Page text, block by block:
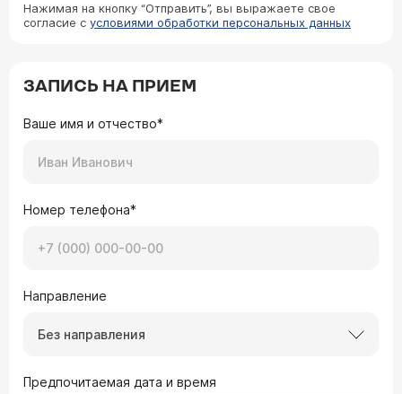
Нажимая на кнопку “Отправить”, вы выражаете свое
согласие с условиями обработки персональных данных
ЗАПИСЬ НА ПРИЕМ
Ваше имя и отчество*
Номер телефона*
Направление
Без направления
Предпочитаемая дата и время